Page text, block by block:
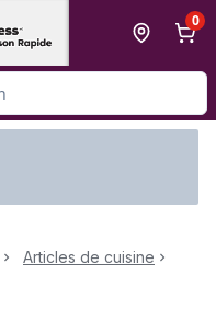
0
Articles de cuisine